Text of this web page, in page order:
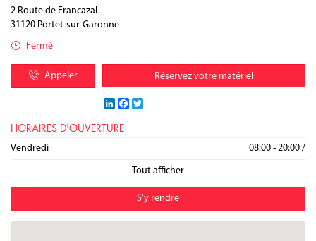
2 Route de Francazal
31120 Portet-sur-Garonne
Fermé
Appeler Réservez votre matériel
LinkedInFacebook
HORAIRES D'OUVERTURE
Lundi 08:00 - 20:00 /
Mardi 08:00 - 20:00 /
Mercredi 08:00 - 20:00 /
Jeudi 08:00 - 20:00 /
Vendredi 08:00 - 20:00 /
Tout afficher
S'y rendre